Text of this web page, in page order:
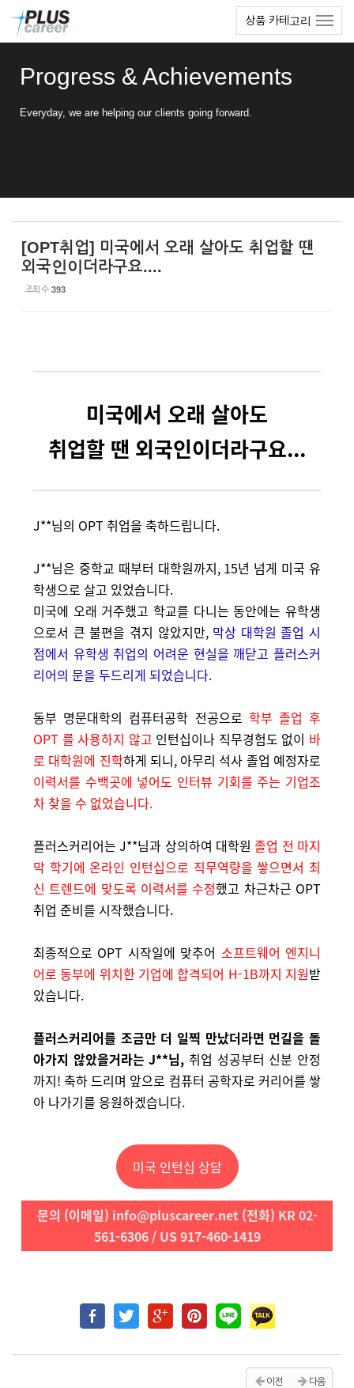
상품 카테고리
Progress & Achievements
Everyday, we are helping our clients going forward.
[OPT취업] 미국에서 오래 살아도 취업할 땐
외국인이더라구요....
조회 수 393
미국에서 오래 살아도
취업할 땐 외국인이더라구요...
J**님의 OPT 취업을 축하드립니다.
J**님은 중학교 때부터 대학원까지, 15년 넘게 미국 유
학생으로 살고 있었습니다.
미국에 오래 거주했고 학교를 다니는 동안에는 유학생
으로서 큰 불편을 겪지 않았지만, 막상 대학원 졸업 시
점에서 유학생 취업의 어려운 현실을 깨닫고 플러스커
리어의 문을 두드리게 되었습니다.
동부 명문대학의 컴퓨터공학 전공으로 학부 졸업 후
OPT 를 사용하지 않고 인턴십이나 직무경험도 없이 바
로 대학원에 진학하게 되니, 아무리 석사 졸업 예정자로
이력서를 수백곳에 넣어도 인터뷰 기회를 주는 기업조
차 찾을 수 없었습니다.
플러스커리어는 J**님과 상의하여 대학원졸업 전 마지
막 학기에 온라인 인턴십으로 직무역량을 쌓으면서 최
신 트렌드에 맞도록 이력서를 수정했고 차근차근 OPT
취업 준비를 시작했습니다.
최종적으로 OPT 시작일에 맞추어 소프트웨어 엔지니
어로 동부에 위치한 기업에 합격되어 H-1B까지 지원받
았습니다.
플러스커리어를 조금만 더 일찍 만났더라면 먼길을 돌
아가지 않았을거라는 J**님, 취업 성공부터 신분 안정
까지! 축하 드리며 앞으로 컴퓨터 공학자로 커리어를 쌓
아 나가기를 응원하겠습니다.
미국 인턴십 상담
문의 (이메일) info@pluscareer.net (전화) KR 02-
561-6306 / US 917-460-1419
이전 다음